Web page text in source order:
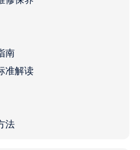
南
准解读
法